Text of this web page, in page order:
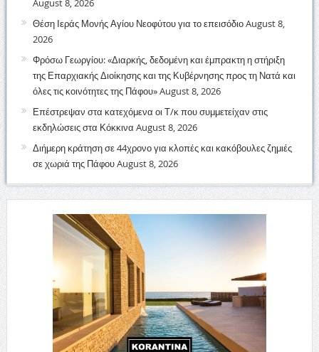
August 8, 2026
Θέση Ιεράς Μονής Αγίου Νεοφύτου για το επεισόδιοAugust 8,
2026
Φρόσω Γεωργίου: «Διαρκής, δεδομένη και έμπρακτη η στήριξη
της Επαρχιακής Διοίκησης και της Κυβέρνησης προς τη Νατά και
όλες τις κοινότητες της Πάφου»August 8, 2026
Επέστρεψαν στα κατεχόμενα οι Τ/κ που συμμετείχαν στις
εκδηλώσεις στα Κόκκινα August 8, 2026
Διήμερη κράτηση σε 44χρονο για κλοπές και κακόβουλες ζημιές
σε χωριά της ΠάφουAugust 8, 2026